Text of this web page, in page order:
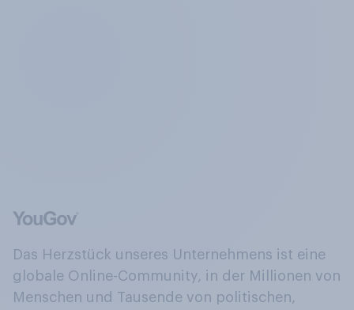
Das Herzstück unseres Unternehmens ist eine
globale Online-Community, in der Millionen von
Menschen und Tausende von politischen,